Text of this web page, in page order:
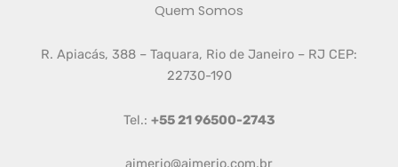
Quem Somos
R. Apiacás, 388 – Taquara, Rio de Janeiro – RJ CEP:
22730-190
Tel.: +55 21 96500-2743
aimerio@aimerio.com.br